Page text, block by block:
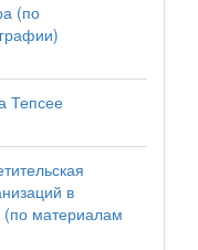
(по
Тепсее
в
(по материалам